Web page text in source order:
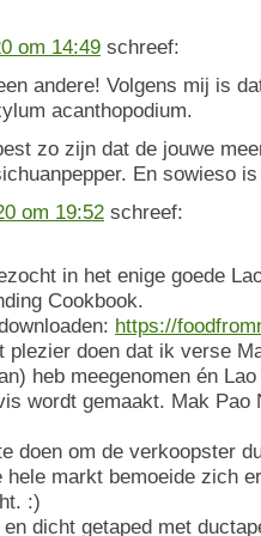
om 14:49 schreef:
andere! Volgens mij is
acanthopodium.
zo zijn dat de jouwe
En sowieso
om 19:52 schreef:
in het enige goede
Cookbook.
https://
doen dat ik verse
heb meegenomen én
wordt gemaakt. Mak
doen om de verkoopster
hele markt bemoeide zich
:)
dicht getaped met